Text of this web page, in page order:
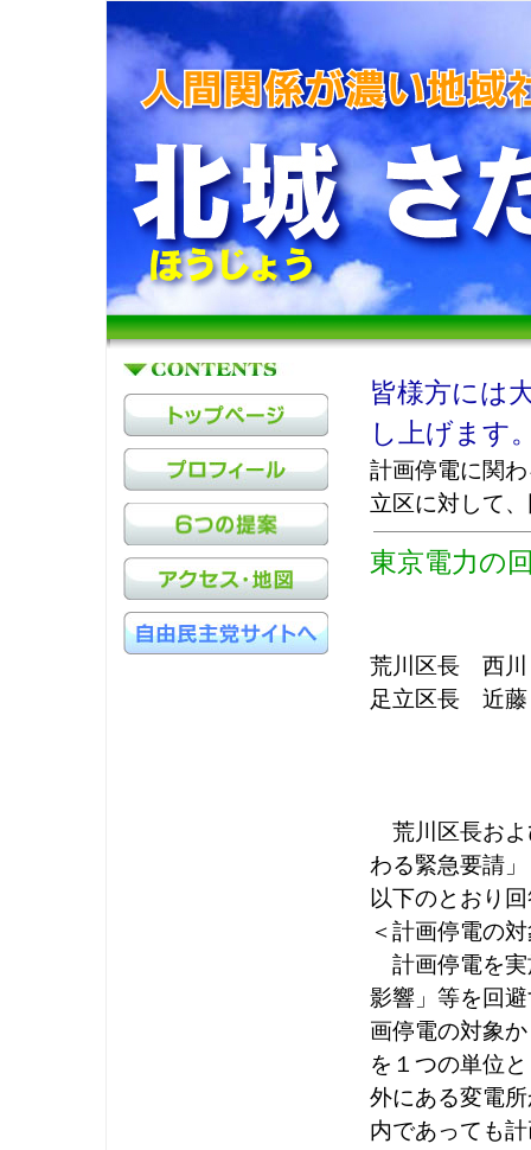
皆様方には
し上げます
計画停電に関
立区に対して
東京電力の
荒川区長 西
足立区長 近
荒川区長およ
わる緊急要請
以下のとおり
＜計画停電の
計画停電を実
影響」等を回
画停電の対象
を１つの単位
外にある変電
内であっても